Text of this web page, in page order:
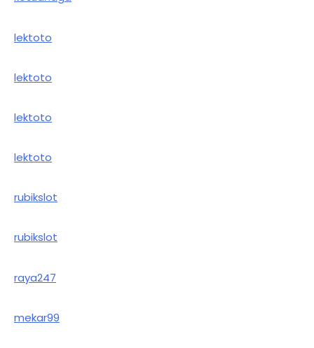
lektoto
lektoto
lektoto
lektoto
rubikslot
rubikslot
raya247
mekar99